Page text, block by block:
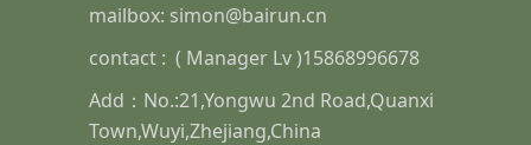
mailbox: simon@bairun.cn
contact : ( Manager Lv )15868996678
Add：No.:21,Yongwu 2nd Road,Quanxi
Town,Wuyi,Zhejiang,China